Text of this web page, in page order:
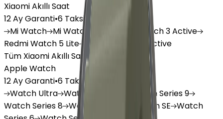
Xiaomi Akıllı Saat
12 Ay Garanti•6 Taksit
MiWatch MiWatch Lite
Watch 3 Active
RedmiWatch 5 Lite Redmi
Watch 5 Active
Tüm Xiaomi Akıllı Saat'lar
Apple Watch
12 Ay Garanti•6 Taksit
Watch Ultra Watch WatchSeries 9
WatchSeries 8 Watch WatchSE Watch